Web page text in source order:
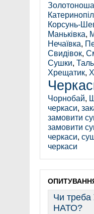
Золотоноша
Корсунь-
Маньківка,
Нечаївка,
Свидівок,
Сушки,
Хрещатик,
Чорнобай,
черкаси,
замовити
замовити
черкаси,
черкаси
Чи треба
НАТО?